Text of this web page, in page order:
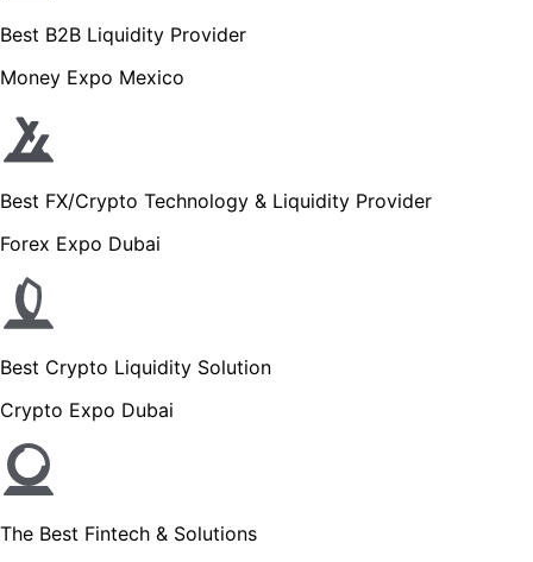
Best B2B Liquidity Provider
Money Expo Mexico
Best FX/Crypto Technology & Liquidity Provider
Forex Expo Dubai
Best Crypto Liquidity Solution
Crypto Expo Dubai
The Best Fintech & Solutions